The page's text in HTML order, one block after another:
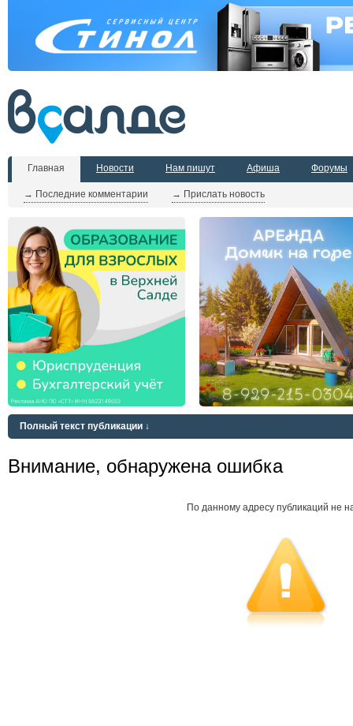
Главная
→ Последние комментарии → Прислать новость
Новости Нам пишут Афиша Форумы
Полный текст публикации ↓
Внимание, обнаружена ошибка
По данному адресу публикаций не